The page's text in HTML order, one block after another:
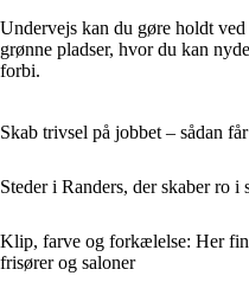
Undervejs kan du gøre holdt
grønne pladser, hvor du kan
forbi.
Skab trivsel på jobbet – sådan
Steder i Randers, der skaber ro
Klip, farve og forkælelse: Her
frisører og saloner